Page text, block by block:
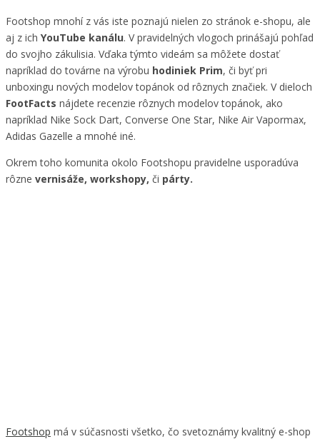
Footshop mnohí z vás iste poznajú nielen zo stránok e-shopu, ale
aj z ich YouTube kanálu. V pravidelných vlogoch prinášajú pohľad
do svojho zákulisia. Vďaka týmto videám sa môžete dostať
napríklad do továrne na výrobu hodiniek Prim, či byť pri
unboxingu nových modelov topánok od rôznych značiek. V dieloch
FootFacts nájdete recenzie rôznych modelov topánok, ako
napríklad Nike Sock Dart, Converse One Star, Nike Air Vapormax,
Adidas Gazelle a mnohé iné.
Okrem toho komunita okolo Footshopu pravidelne usporadúva
rôzne vernisáže, workshopy, či párty.
Footshop má v súčasnosti všetko, čo svetoznámy kvalitný e-shop